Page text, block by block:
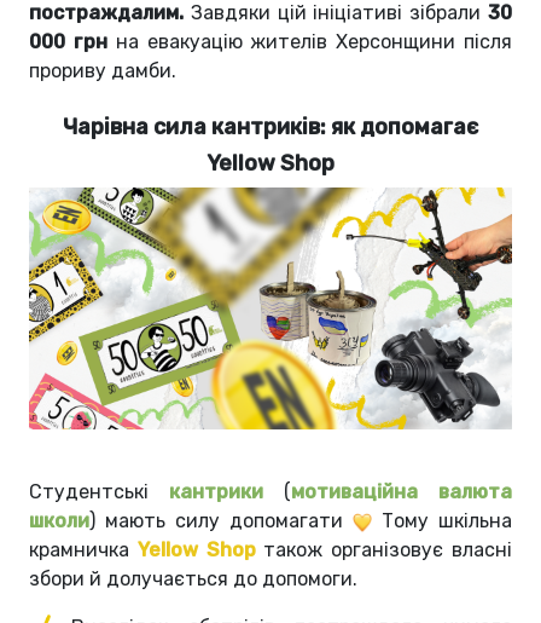
постраждалим. Завдяки цій ініціативі зібрали 30
000 грнна евакуацію жителів Херсонщини після
прориву дамби.
Чарівна сила кантриків: як допомагає
Yellow Shop
Студентські кантрики (мотиваційна валюта
школи) мають силу допомагати
Тому шкільна
крамничка Yellow Shopтакож організовує власні
збори й долучається до допомоги.